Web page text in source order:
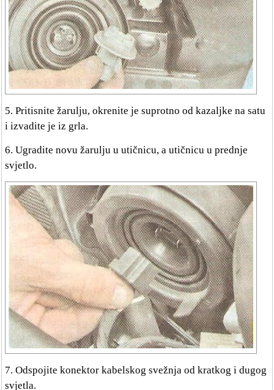
5. Pritisnite žarulju, okrenite je suprotno od kazaljke na satu
i izvadite je iz grla.
6. Ugradite novu žarulju u utičnicu, a utičnicu u prednje
svjetlo.
7. Odspojite konektor kabelskog svežnja od kratkog i dugog
svjetla.